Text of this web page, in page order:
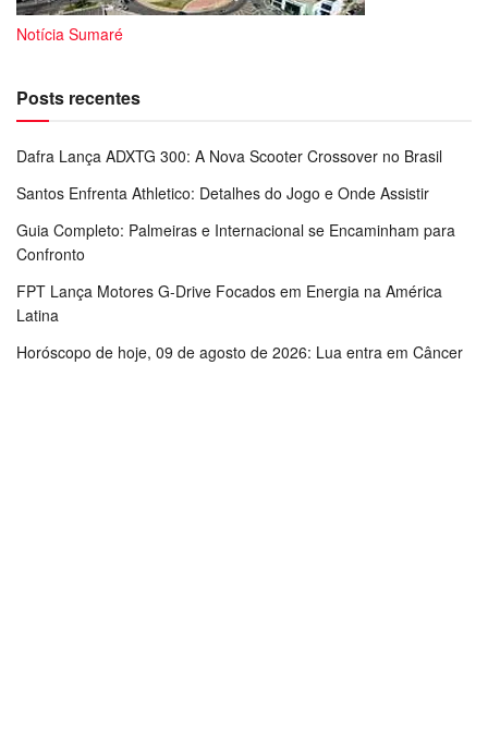
Notícia Sumaré
Posts recentes
Dafra Lança ADXTG 300: A Nova Scooter Crossover no Brasil
Santos Enfrenta Athletico: Detalhes do Jogo e Onde Assistir
Guia Completo: Palmeiras e Internacional se Encaminham para
Confronto
FPT Lança Motores G-Drive Focados em Energia na América
Latina
Horóscopo de hoje, 09 de agosto de 2026: Lua entra em Câncer